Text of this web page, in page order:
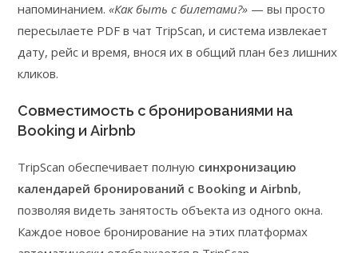
напоминанием.«Как быть с билетами?» — вы просто
пересылаете PDF в чат TripScan, и система извлекает
дату, рейс и время, внося их в общий план без лишних
кликов.
Совместимость с бронированиями на
Booking и Airbnb
TripScan обеспечивает полную синхронизацию
календарей бронирований с Booking и Airbnb,
позволяя видеть занятость объекта из одного окна.
Каждое новое бронирование на этих платформах